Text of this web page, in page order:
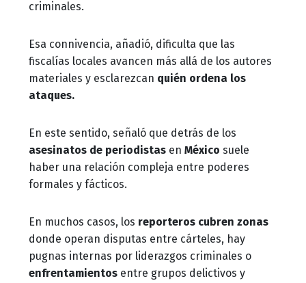
criminales.
Esa connivencia, añadió, dificulta que las
fiscalías locales avancen más allá de los autores
materiales y esclarezcan quién ordena los
ataques.
En este sentido, señaló que detrás de los
asesinatos de periodistas en México suele
haber una relación compleja entre poderes
formales y fácticos.
En muchos casos, los reporteros cubren zonas
donde operan disputas entre cárteles, hay
pugnas internas por liderazgos criminales o
enfrentamientos entre grupos delictivos y